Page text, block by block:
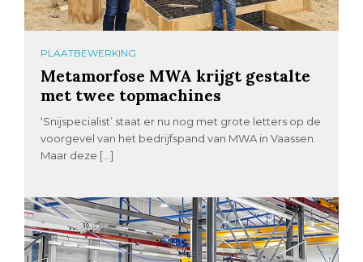
PLAATBEWERKING
Metamorfose MWA krijgt gestalte
met twee topmachines
‘Snijspecialist’ staat er nu nog met grote letters op de
voorgevel van het bedrijfspand van MWA in Vaassen.
Maar deze […]